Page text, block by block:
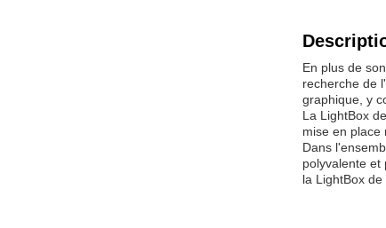
En plus de
recherche de
graphique, y
La LightBox
mise en place
Dans
polyvalente et
la LightBox